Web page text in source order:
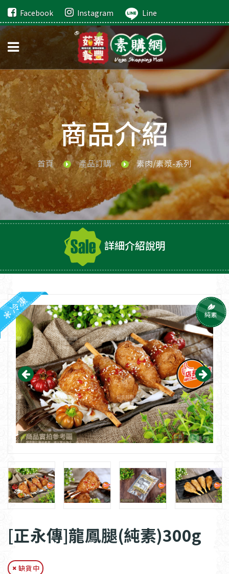
Facebook Instagram Line
商品介紹
首頁 產品訂購 素肉/素漿-系列
詳細介紹說明
冷凍 純素
[正永傳]龍鳳腿(純素)300g
缺貨中